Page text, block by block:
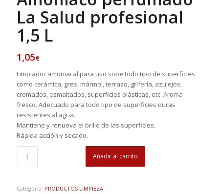
La Salud profesional
1,5 L
1,05€
Limpiador amoniacal para uso sobe todo tipo de superficies
como cerámica, gres, mármol, terrazo, grifería, azulejos,
cromados, esmaltados, superficies plásticas, etc. Aroma
fresco. Adecuado para todo tipo de superficies duras
resistentes al agua.
Mantiene y renueva el brillo de las superficies.
Rápida acción y secado.
Añadir al carrito
Categoría: PRODUCTOS LIMPIEZA